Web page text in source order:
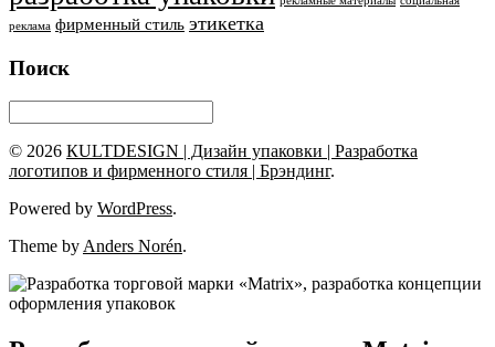
реклама фирменный стиль этикетка
Поиск
© 2026 КULTDESIGN | Дизайн упаковки | Разработка
логотипов и фирменного стиля | Брэндинг.
Powered by WordPress.
Theme by Anders Norén.